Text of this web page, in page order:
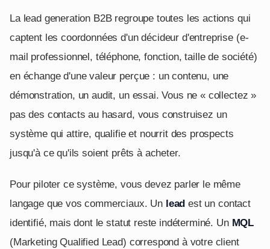
La lead generation B2B regroupe toutes les actions qui
captent les coordonnées d'un décideur d'entreprise (e-
mail professionnel, téléphone, fonction, taille de société)
en échange d'une valeur perçue : un contenu, une
démonstration, un audit, un essai. Vous ne « collectez »
pas des contacts au hasard, vous construisez un
système qui attire, qualifie et nourrit des prospects
jusqu'à ce qu'ils soient prêts à acheter.
Pour piloter ce système, vous devez parler le même
langage que vos commerciaux. Un lead est un contact
identifié, mais dont le statut reste indéterminé. Un MQL
(Marketing Qualified Lead) correspond à votre client